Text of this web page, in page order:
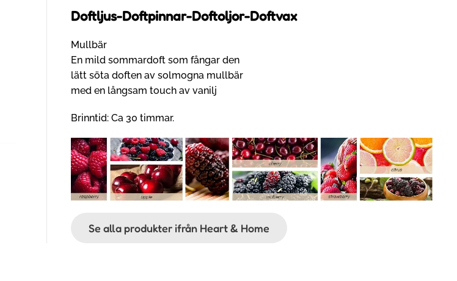
Doftljus-Doftpinnar-Doftoljor-Doftvax
Mullbär
En mild sommardoft som fångar den
lätt söta doften av solmogna mullbär
med en långsam touch av vanilj
Brinntid: Ca 30 timmar.
Se alla produkter ifrån Heart & Home